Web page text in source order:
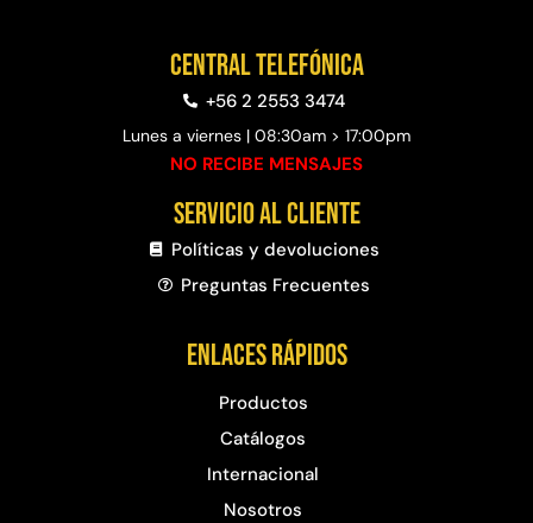
Central telefónica
+56 2 2553 3474
Lunes a viernes | 08:30am > 17:00pm
NO RECIBE MENSAJES
Servicio al cliente
Políticas y devoluciones
Preguntas Frecuentes​
Enlaces rápidos
Productos
Catálogos
Internacional
Nosotros